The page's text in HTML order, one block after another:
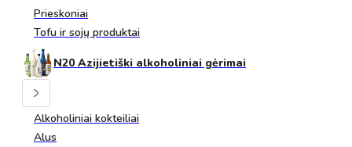
Prieskoniai
Tofu ir sojų produktai
N20 Azijietiški alkoholiniai gėrimai
Alkoholiniai kokteiliai
Alus